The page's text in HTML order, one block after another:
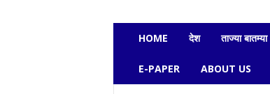
HOME देश ताज्या बातम्या
E-PAPER ABOUT US